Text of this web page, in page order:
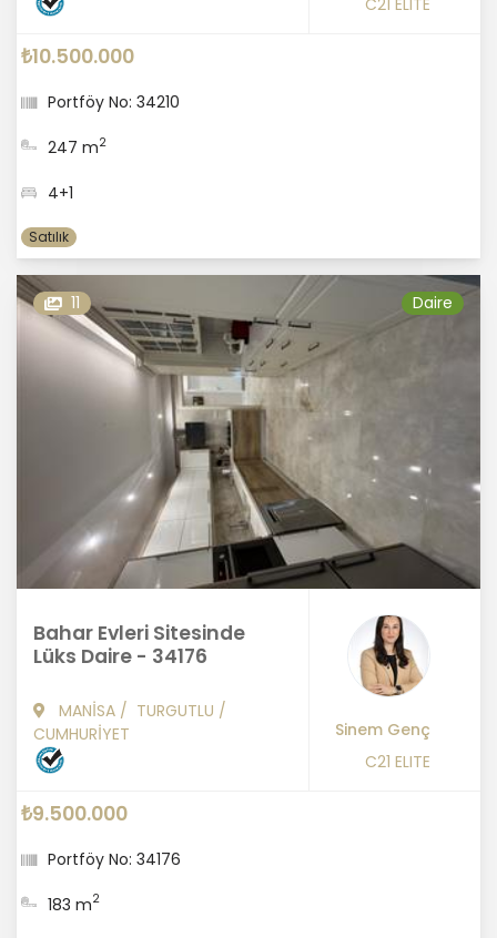
C21 ELITE
₺10.500.000
Portföy No: 34210
247 m2
4+1
Satılık
11 Daire
Bahar Evleri Sitesinde
Lüks Daire - 34176
MANİSA / TURGUTLU /
CUMHURİYET
Sinem Genç
C21 ELITE
₺9.500.000
Portföy No: 34176
183 m2